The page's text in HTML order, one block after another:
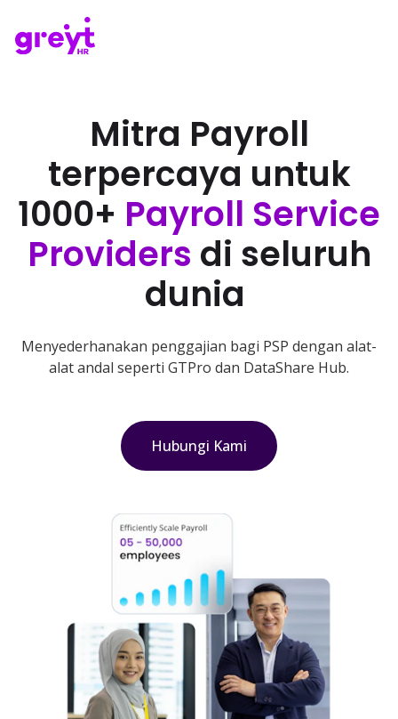
Mitra Payroll
terpercaya untuk
1000+ Payroll Service
Providers di seluruh
dunia
Menyederhanakan penggajian bagi PSP dengan alat-
alat andal seperti GTPro dan DataShare Hub.
Hubungi Kami